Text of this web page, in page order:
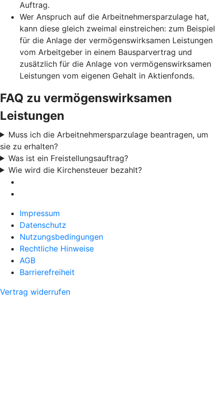
Auftrag.
Wer Anspruch auf die Arbeitnehmersparzulage hat,
kann diese gleich zweimal einstreichen: zum Beispiel
für die Anlage der vermögenswirksamen Leistungen
vom Arbeitgeber in einem Bausparvertrag und
zusätzlich für die Anlage von vermögenswirksamen
Leistungen vom eigenen Gehalt in Aktienfonds.
FAQ zu vermögenswirksamen
Leistungen
Muss ich die Arbeitnehmersparzulage beantragen, um
sie zu erhalten?
Was ist ein Freistellungsauftrag?
Wie wird die Kirchensteuer bezahlt?
Impressum
Datenschutz
Nutzungsbedingungen
Rechtliche Hinweise
AGB
Barrierefreiheit
Vertrag widerrufen